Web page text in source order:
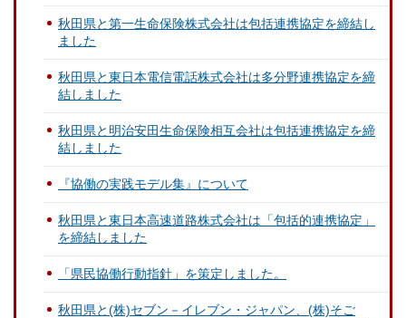
秋田県と第一生命保険株式会社は包括連携協定を締結し
ました
秋田県と東日本電信電話株式会社は多分野連携協定を締
結しました
秋田県と明治安田生命保険相互会社は包括連携協定を締
結しました
『協働の実践モデル集』について
秋田県と東日本高速道路株式会社は「包括的連携協定」
を締結しました
「県民協働行動指針」を策定しました。
秋田県と(株)セブン－イレブン・ジャパン、(株)そご